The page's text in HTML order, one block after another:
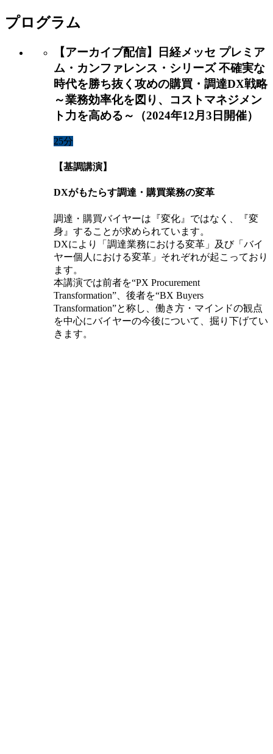
プログラム
【アーカイブ配信】日経メッセ プレミア
ム・カンファレンス・シリーズ 不確実な
時代を勝ち抜く攻めの購買・調達DX戦略
～業務効率化を図り、コストマネジメン
ト力を高める～（2024年12月3日開催）
25分
【基調講演】
DXがもたらす調達・購買業務の変革
調達・購買バイヤーは『変化』ではなく、『変
身』することが求められています。
DXにより「調達業務における変革」及び「バイ
ヤー個人における変革」それぞれが起こっており
ます。
本講演では前者を“PX Procurement
Transformation”、後者を“BX Buyers
Transformation”と称し、働き方・マインドの観点
を中心にバイヤーの今後について、掘り下げてい
きます。